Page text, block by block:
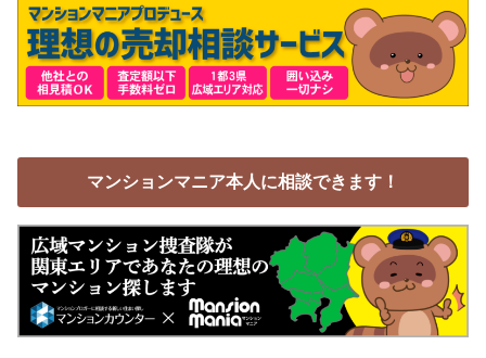
マンションマニア本人に相談できます！